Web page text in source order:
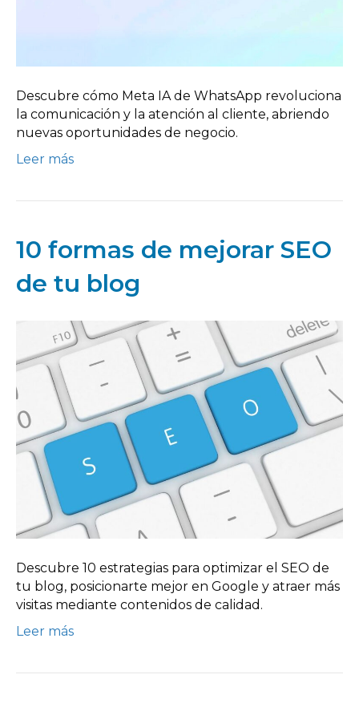
Descubre cómo Meta IA de WhatsApp revoluciona
la comunicación y la atención al cliente, abriendo
nuevas oportunidades de negocio.
Leer más
10 formas de mejorar SEO
de tu blog
Descubre 10 estrategias para optimizar el SEO de
tu blog, posicionarte mejor en Google y atraer más
visitas mediante contenidos de calidad.
Leer más